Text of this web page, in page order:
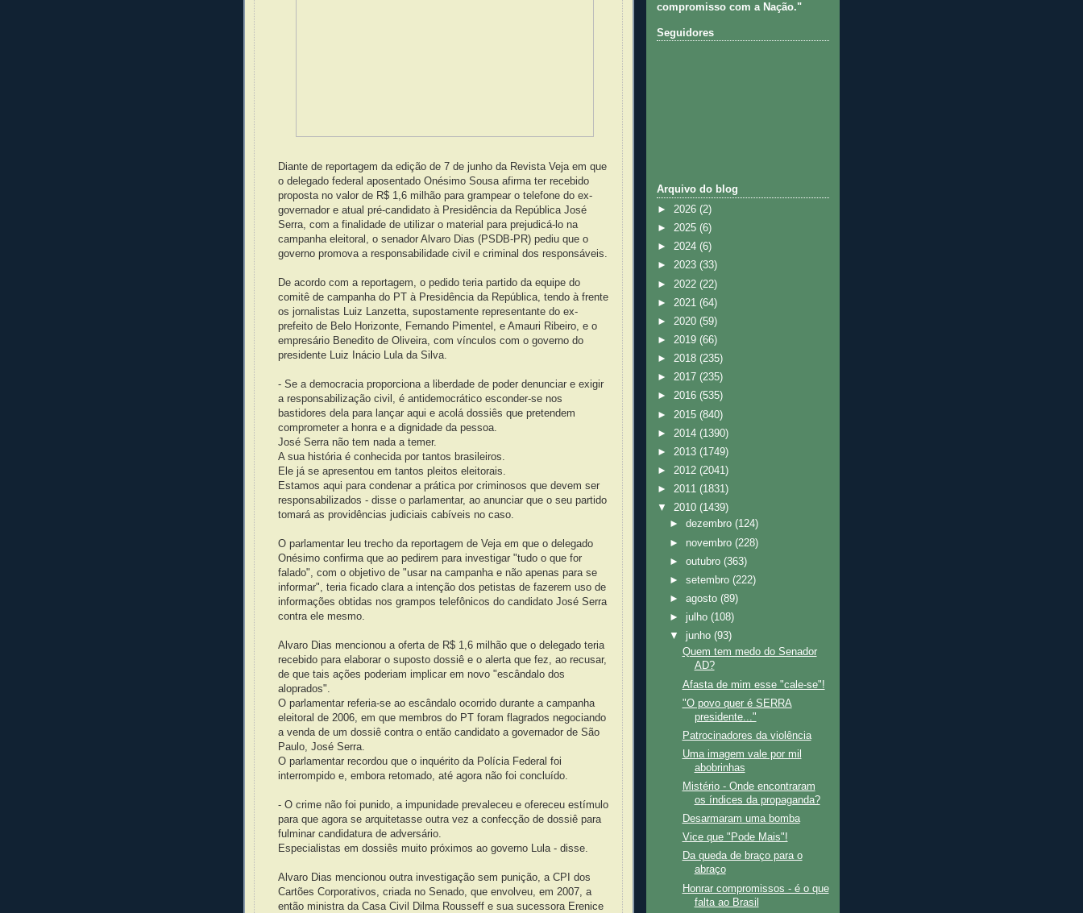
Diante de reportagem da edição de 7 de junho da Revista Veja em que
o delegado federal aposentado Onésimo Sousa afirma ter recebido
proposta no valor de R$ 1,6 milhão para grampear o telefone do ex-
governador e atual pré-candidato à Presidência da República José
Serra, com a finalidade de utilizar o material para prejudicá-lo na
campanha eleitoral, o senador Alvaro Dias (PSDB-PR) pediu que o
governo promova a responsabilidade civil e criminal dos responsáveis.
De acordo com a reportagem, o pedido teria partido da equipe do
comitê de campanha do PT à Presidência da República, tendo à frente
os jornalistas Luiz Lanzetta, supostamente representante do ex-
prefeito de Belo Horizonte, Fernando Pimentel, e Amauri Ribeiro, e o
empresário Benedito de Oliveira, com vínculos com o governo do
presidente Luiz Inácio Lula da Silva.
- Se a democracia proporciona a liberdade de poder denunciar e exigir
a responsabilização civil, é antidemocrático esconder-se nos
bastidores dela para lançar aqui e acolá dossiês que pretendem
comprometer a honra e a dignidade da pessoa.
José Serra não tem nada a temer.
A sua história é conhecida por tantos brasileiros.
Ele já se apresentou em tantos pleitos eleitorais.
Estamos aqui para condenar a prática por criminosos que devem ser
responsabilizados - disse o parlamentar, ao anunciar que o seu partido
tomará as providências judiciais cabíveis no caso.
O parlamentar leu trecho da reportagem de Veja em que o delegado
Onésimo confirma que ao pedirem para investigar "tudo o que for
falado", com o objetivo de "usar na campanha e não apenas para se
informar", teria ficado clara a intenção dos petistas de fazerem uso de
informações obtidas nos grampos telefônicos do candidato José Serra
contra ele mesmo.
Alvaro Dias mencionou a oferta de R$ 1,6 milhão que o delegado teria
recebido para elaborar o suposto dossiê e o alerta que fez, ao recusar,
de que tais ações poderiam implicar em novo "escândalo dos
aloprados".
O parlamentar referia-se ao escândalo ocorrido durante a campanha
eleitoral de 2006, em que membros do PT foram flagrados negociando
a venda de um dossiê contra o então candidato a governador de São
Paulo, José Serra.
O parlamentar recordou que o inquérito da Polícia Federal foi
interrompido e, embora retomado, até agora não foi concluído.
- O crime não foi punido, a impunidade prevaleceu e ofereceu estímulo
para que agora se arquitetasse outra vez a confecção de dossiê para
fulminar candidatura de adversário.
Especialistas em dossiês muito próximos ao governo Lula - disse.
Alvaro Dias mencionou outra investigação sem punição, a CPI dos
Cartões Corporativos, criada no Senado, que envolveu, em 2007, a
então ministra da Casa Civil Dilma Rousseff e sua sucessora Erenice
compromisso com a Nação."
Seguidores
Arquivo do blog
► 2026 (2)
► 2025 (6)
► 2024 (6)
► 2023 (33)
► 2022 (22)
► 2021 (64)
► 2020 (59)
► 2019 (66)
► 2018 (235)
► 2017 (235)
► 2016 (535)
► 2015 (840)
► 2014 (1390)
► 2013 (1749)
► 2012 (2041)
► 2011 (1831)
▼ 2010 (1439)
►dezembro(124)
► novembro(228)
►outubro(363)
►setembro(222)
►agosto(89)
► julho(108)
▼ junho(93)
Quem tem medo do Senador
AD?
Afasta de mim esse "cale-se"!
"O povo quer é SERRA
presidente..."
Patrocinadores da violência
Uma imagem vale por mil
abobrinhas
Mistério - Onde encontraram
os índices da propaganda?
Desarmaram uma bomba
Vice que "Pode Mais"!
Da queda de braço para o
abraço
Honrar compromissos - é o que
falta ao Brasil